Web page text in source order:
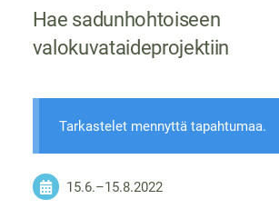
Hae sadunhohtoiseen
valokuvataideprojektiin
Tarkastelet mennyttä tapahtumaa.
15.6.–15.8.2022